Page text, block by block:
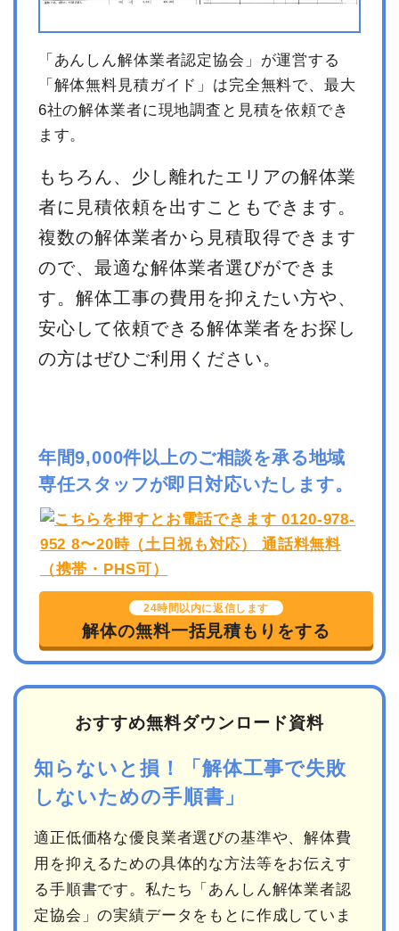
「あんしん解体業者認定協会」が運営する
「解体無料見積ガイド」は完全無料で、最大
6社の解体業者に現地調査と見積を依頼でき
ます。
もちろん、少し離れたエリアの解体業
者に見積依頼を出すこともできます。
複数の解体業者から見積取得できます
ので、最適な解体業者選びができま
す。解体工事の費用を抑えたい方や、
安心して依頼できる解体業者をお探し
の方はぜひご利用ください。
年間9,000件以上のご相談を承る地域
専任スタッフが即日対応いたします。
24時間以内に返信します
解体の無料一括見積もりをする
おすすめ無料ダウンロード資料
知らないと損！「解体工事で失敗
しないための手順書」
適正低価格な優良業者選びの基準や、解体費
用を抑えるための具体的な方法等をお伝えす
る手順書です。私たち「あんしん解体業者認
定協会」の実績データをもとに作成していま